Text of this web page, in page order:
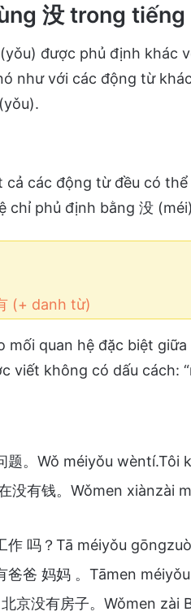
没 trong tiếng
được phủ định khác
như với các động từ
cả các động từ đều có
chỉ phủ định bằng 没
(+ danh từ)
mối quan hệ đặc biệt
viết không có dấu cách:
题。Wǒ méiyǒu
没有钱。Wǒmen xiànzài
作 吗？Tā méiyǒu
爸爸 妈妈 。Tāmen
京没有房子。Wǒmen